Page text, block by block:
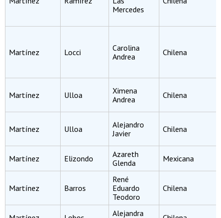
Mercedes
Martínez Locci
Carolina
Andrea
Chilena
Martínez Ulloa
Ximena
Andrea
Chilena
Martínez Ulloa
Alejandro
Javier
Chilena
Martínez Elizondo
Azareth
Glenda
Mexicana
Martínez Barros
René
Eduardo
Teodoro
Chilena
Alejandra